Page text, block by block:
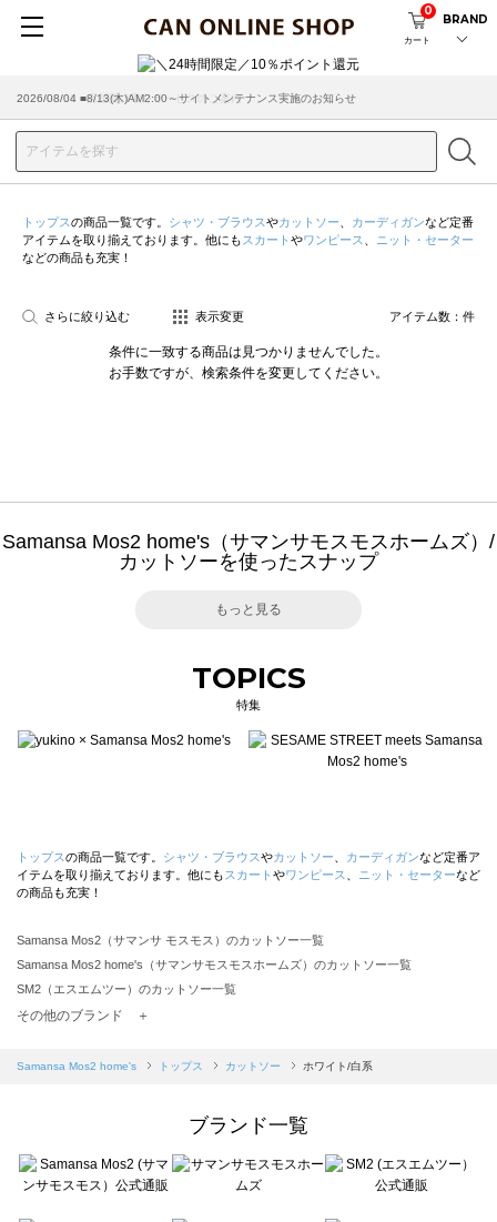
カート
0
BRAND
2026/08/04 ■8/13(木)AM2:00～サイトメンテナンス実施のお知らせ
2026/03/18 ■店舗受け取りサービスのご案内
トップスの商品一覧です。 シャツ・ブラウスやカットソー カーディガンなど定番
アイテムを取り揃えております。他にも スカート やワンピース
ニット・セーター
などの商品も充実！
さらに絞り込む 表示変更 アイテム数： 件
条件に一致する商品は見つかりませんでした。
お手数ですが、検索条件を変更してください。
Samansa Mos2 home's（サマンサモスモスホームズ）/
カットソーを使ったスナップ
もっと見る
TOPICS
特集
トップスの商品一覧です。 シャツ・ブラウスやカットソー カーディガンなど定番ア
イテムを取り揃えております。他にも スカート やワンピース ニット・セーターなど
の商品も充実！
Samansa Mos2（サマンサ モスモス）のカットソー一覧
Samansa Mos2 home's（サマンサモスモスホームズ）のカットソー一覧
SM2（エスエムツー）のカットソー一覧
TSUHARU by Samansa Mos2（ツハルバイサマンサモスモス）のカットソー一覧
Samansa Mos2 blue（サマンサモスモス ブルー）のカットソー一覧
sō4ū（ソウフォーユー）のカットソー一覧
Te chichi（テチチ）のカットソー一覧
Te chichi CLASSIC（テチチ クラシック）のカットソー一覧
その他のブランド ＋
Samansa Mos2 home's トップス カットソー ホワイト/白系
ブランド一覧